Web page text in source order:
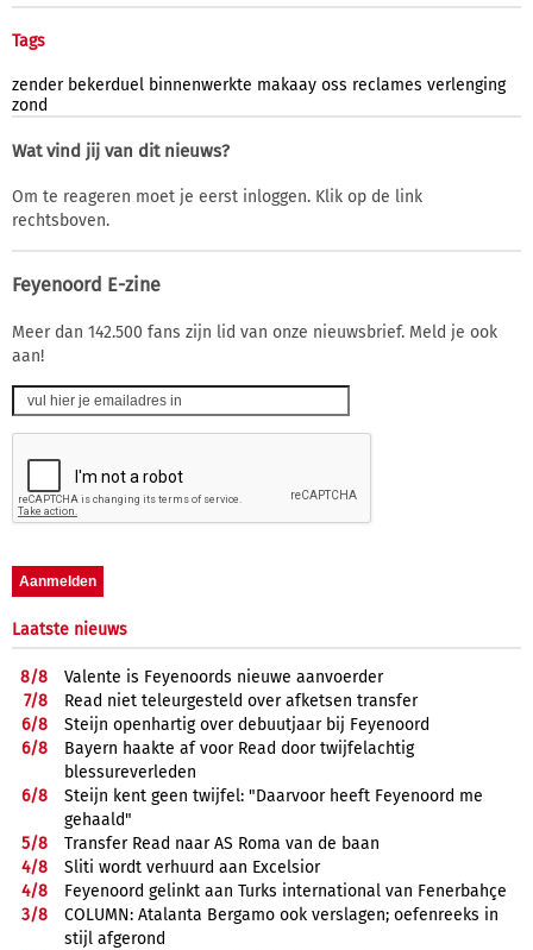
Tags
zender bekerduel binnenwerkte makaay oss reclames verlenging
zond
Wat vind jij van dit nieuws?
Om te reageren moet je eerst inloggen. Klik op de link
rechtsboven.
Feyenoord E-zine
Meer dan 142.500 fans zijn lid van onze nieuwsbrief. Meld je ook
aan!
Laatste nieuws
8/8
Valente is Feyenoords nieuwe aanvoerder
7/8
Read niet teleurgesteld over afketsen transfer
6/8
Steijn openhartig over debuutjaar bij Feyenoord
6/8
Bayern haakte af voor Read door twijfelachtig
blessureverleden
6/8
Steijn kent geen twijfel: "Daarvoor heeft Feyenoord me
gehaald"
5/8
Transfer Read naar AS Roma van de baan
4/8
Sliti wordt verhuurd aan Excelsior
4/8
Feyenoord gelinkt aan Turks international van Fenerbahçe
3/8
COLUMN: Atalanta Bergamo ook verslagen; oefenreeks in
stijl afgerond